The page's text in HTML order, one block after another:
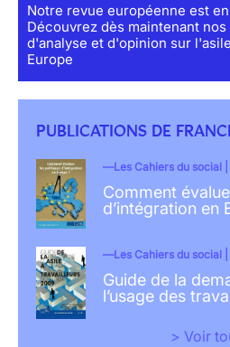
Notre revue européenne est
Découvrez dès maintenant
d'analyse et d'opinion sur
Europe
PUBLICATIONS DE
Les Cahiers du social |
Comment
d’intégration en
Les Cahiers du social |
Guide de la
l’usage des
> Voir